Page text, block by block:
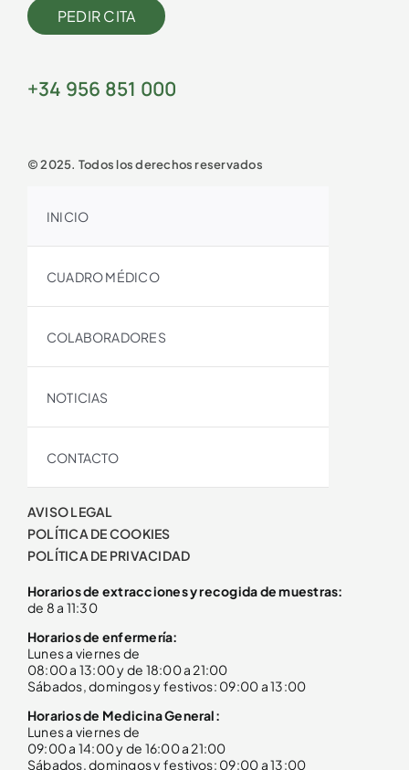
PEDIR CITA
+34 956 851 000
© 2025. Todos los derechos reservados
INICIO
CUADRO MÉDICO
COLABORADORES
NOTICIAS
CONTACTO
AVISO LEGAL
POLÍTICA DE COOKIES
POLÍTICA DE PRIVACIDAD
Horarios de extracciones y recogida de muestras:
de 8 a 11:30
Horarios de enfermería:
Lunes a viernes de
08:00 a 13:00 y de 18:00 a 21:00
Sábados, domingos y festivos: 09:00 a 13:00
Horarios de Medicina General:
Lunes a viernes de
09:00 a 14:00 y de 16:00 a 21:00
Sábados, domingos y festivos: 09:00 a 13:00